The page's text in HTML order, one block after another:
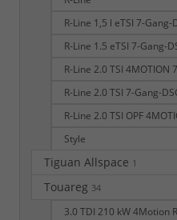
R-Line 1,5 l eTSI 7-
R-Line 1.5 eTSI 7-Gang-
R-Line 2.0 TSI 4MOTION
R-Line 2.0 TSI 7-Gang-
R-Line 2.0 TSI OPF
Style
Tiguan Allspace 1
Touareg 34
3.0 TDI 210 kW 4Motion